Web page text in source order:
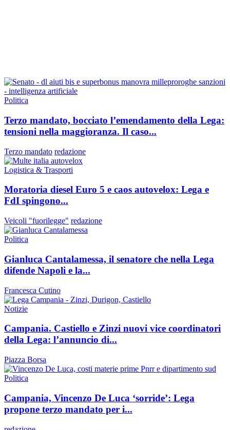
Politica
Terzo mandato, bocciato l’emendamento della Lega:
tensioni nella maggioranza. Il caso...
Terzo mandato redazione
Logistica & Trasporti
Moratoria diesel Euro 5 e caos autovelox: Lega e
FdI spingono...
Veicoli "fuorilegge" redazione
Politica
Gianluca Cantalamessa, il senatore che nella Lega
difende Napoli e la...
Francesca Cutino
Notizie
Campania. Castiello e Zinzi nuovi vice coordinatori
della Lega: l’annuncio di...
Piazza Borsa
Politica
Campania, Vincenzo De Luca ‘sorride’: Lega
propone terzo mandato per i...